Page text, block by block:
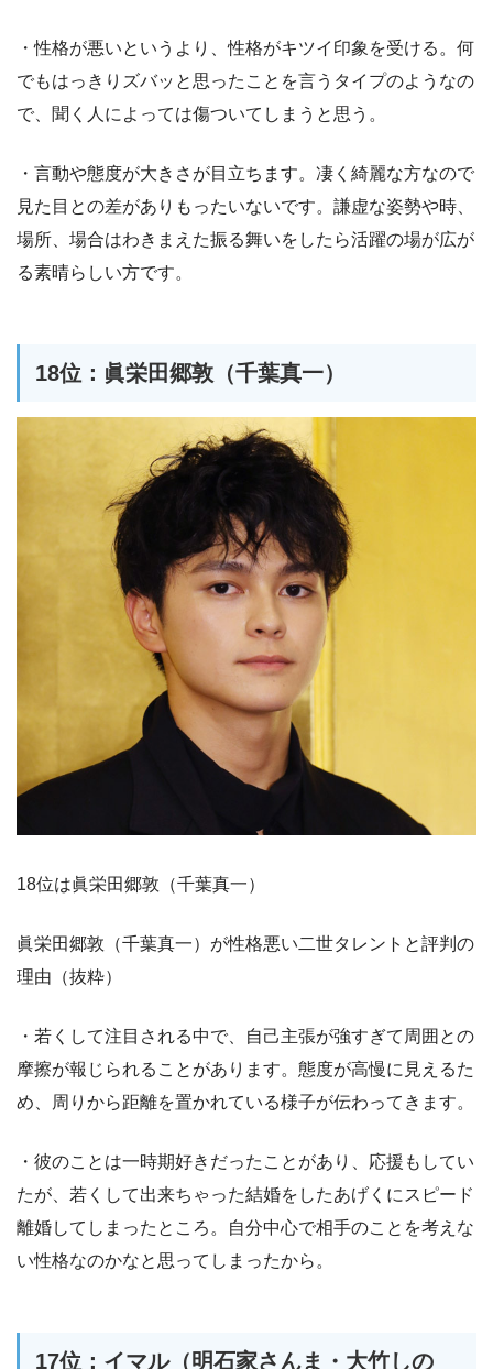
・性格が悪いというより、性格がキツイ印象を受ける。何
でもはっきりズバッと思ったことを言うタイプのようなの
で、聞く人によっては傷ついてしまうと思う。
・言動や態度が大きさが目立ちます。凄く綺麗な方なので
見た目との差がありもったいないです。謙虚な姿勢や時、
場所、場合はわきまえた振る舞いをしたら活躍の場が広が
る素晴らしい方です。
18位：眞栄田郷敦（千葉真一）
18位は眞栄田郷敦（千葉真一）
眞栄田郷敦（千葉真一）が性格悪い二世タレントと評判の
理由（抜粋）
・若くして注目される中で、自己主張が強すぎて周囲との
摩擦が報じられることがあります。態度が高慢に見えるた
め、周りから距離を置かれている様子が伝わってきます。
・彼のことは一時期好きだったことがあり、応援もしてい
たが、若くして出来ちゃった結婚をしたあげくにスピード
離婚してしまったところ。自分中心で相手のことを考えな
い性格なのかなと思ってしまったから。
17位：イマル（明石家さんま・大竹しの